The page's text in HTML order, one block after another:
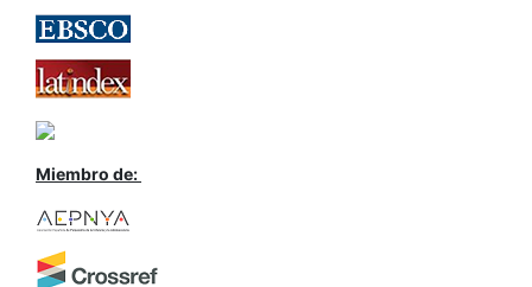
Miembro de: